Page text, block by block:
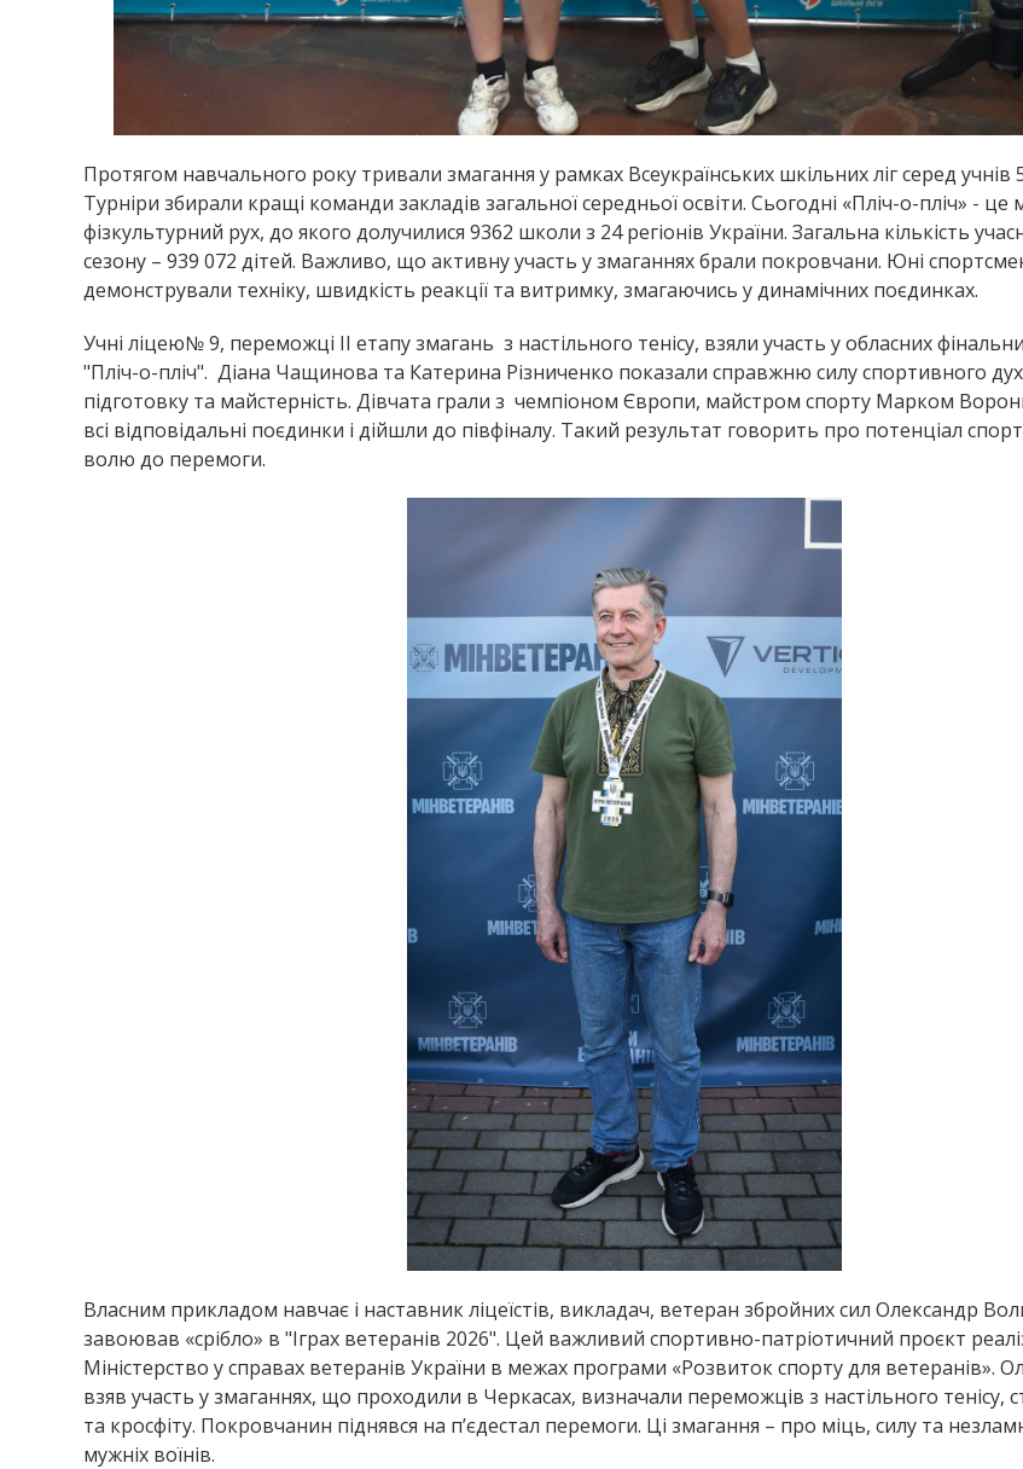
Протягом навчального року тривали змагання у рамках Всеукраїнських шкільних ліг серед учнів
Турніри збирали кращі команди закладів загальної середньої освіти. Сьогодні «Пліч-о-пліч» -
фізкультурний рух, до якого долучилися 9362 школи з 24 регіонів України. Загальна кількість
сезону – 939 072 дітей. Важливо, що активну участь у змаганнях брали покровчани. Юні
демонстрували техніку, швидкість реакції та витримку, змагаючись у динамічних поєдинках.
Учні ліцею№ 9, переможці ІІ етапу змагань з настільного тенісу, взяли участь у обласних
"Пліч-о-пліч". Діана Чащинова та Катерина Різниченко показали справжню силу спортивного
підготовку та майстерність. Дівчата грали з чемпіоном Європи, майстром спорту Марком
всі відповідальні поєдинки і дійшли до півфіналу. Такий результат говорить про потенціал
волю до перемоги.
Власним прикладом навчає і наставник ліцеїстів, викладач, ветеран збройних сил Олександр
завоював «срібло» в "Іграх ветеранів 2026". Цей важливий спортивно-патріотичний проєкт
Міністерство у справах ветеранів України в межах програми «Розвиток спорту для ветеранів».
взяв участь у змаганнях, що проходили в Черкасах, визначали переможців з настільного тенісу,
та кросфіту. Покровчанин піднявся на п’єдестал перемоги. Ці змагання – про міць, силу та
мужніх воїнів.